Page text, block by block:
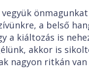
a belső
a kiáltozás is
akkor is
nagyon ritkán van